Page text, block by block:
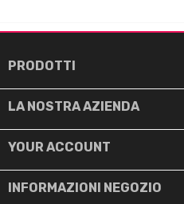
PRODOTTI
LA NOSTRA AZIENDA
YOUR ACCOUNT
INFORMAZIONI NEGOZIO